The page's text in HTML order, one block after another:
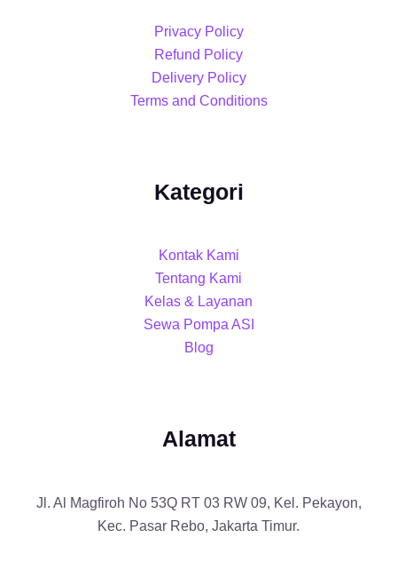
Privacy Policy
Refund Policy
Delivery Policy
Terms and Conditions
Kategori
Kontak Kami
Tentang Kami
Kelas & Layanan
Sewa Pompa ASI
Blog
Alamat
Jl. Al Magfiroh No 53Q RT 03 RW 09, Kel. Pekayon,
Kec. Pasar Rebo, Jakarta Timur.